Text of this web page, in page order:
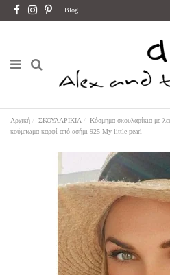
Blog
Αρχική ΣΚΟΥΛΑΡΙΚΙΑ
Κόσμημα σκουλαρίκια με
κούμπωμα καρφί από ασήμι 925 My little pearl